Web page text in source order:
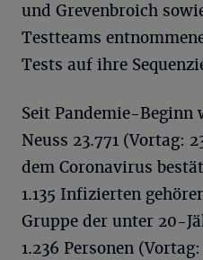
und Grevenbroich
Testteams
Tests auf ihre
Seit Pandemie-
Neuss 23.771 (Vortag:
dem Coronavirus
1.135 Infizierten
Gruppe der unter 20-
1.236 Personen